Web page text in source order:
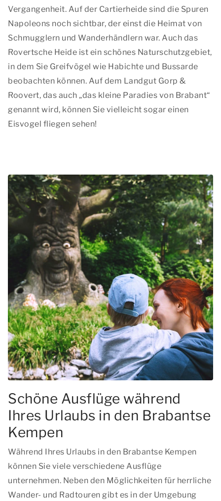
Vergangenheit. Auf der Cartierheide sind die Spuren
Napoleons noch sichtbar, der einst die Heimat von
Schmugglern und Wanderhändlern war. Auch das
Rovertsche Heide ist ein schönes Naturschutzgebiet,
in dem Sie Greifvögel wie Habichte und Bussarde
beobachten können. Auf dem Landgut Gorp &
Roovert, das auch „das kleine Paradies von Brabant“
genannt wird, können Sie vielleicht sogar einen
Eisvogel fliegen sehen!
Schöne Ausflüge während
Ihres Urlaubs in den Brabantse
Kempen
Während Ihres Urlaubs in den Brabantse Kempen
können Sie viele verschiedene Ausflüge
unternehmen. Neben den Möglichkeiten für herrliche
Wander- und Radtouren gibt es in der Umgebung